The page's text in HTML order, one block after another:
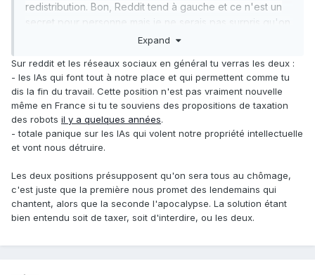
redistribution. Bon, Reddit tend à gauche et ce n'est un
secret pour personne mais je ne serais pas surpris qu'on
ait bientôt pas mal de "populistes" qui pédalent dans la
Expand
Sur reddit et les réseaux sociaux en général tu verras les deux :
- les IAs qui font tout à notre place et qui permettent comme tu
dis la fin du travail. Cette position n'est pas vraiment nouvelle
même en France si tu te souviens des propositions de taxation
des robots il y a quelques années.
-totale panique sur les IAs qui volent notre propriété intellectuelle
et vont nous détruire.
Les deux positions présupposent qu'on sera tous au chômage,
c'est juste que la première nous promet des lendemains qui
chantent, alors que la seconde l'apocalypse. La solution étant
bien entendu soit de taxer, soit d'interdire, ou les deux.